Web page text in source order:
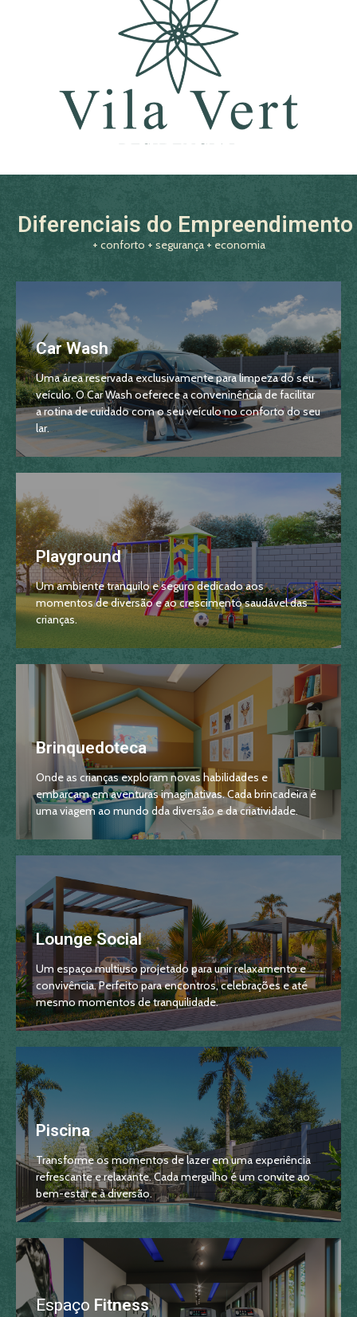
Diferenciais do Empreendimento
+ conforto + segurança + economia
Car Wash
Uma área reservada exclusivamente para limpeza do seu
veículo. O Car Wash oeferece a conveninência de facilitar
a rotina de cuidado com o seu veículo no conforto do seu
lar.
Playground
Um ambiente tranquilo e seguro dedicado aos
momentos de diversão e ao crescimento saudável das
crianças.
Brinquedoteca
Onde as crianças exploram novas habilidades e
embarcam em aventuras imaginativas. Cada brincadeira é
uma viagem ao mundo dda diversão e da criatividade.
Lounge Social
Um espaço multiuso projetado para unir relaxamento e
convivência. Perfeito para encontros, celebrações e até
mesmo momentos de tranquilidade.
Piscina
Transforme os momentos de lazer em uma experiência
refrescante e relaxante. Cada mergulho é um convite ao
bem-estar e à diversão.
Espaço Fitness